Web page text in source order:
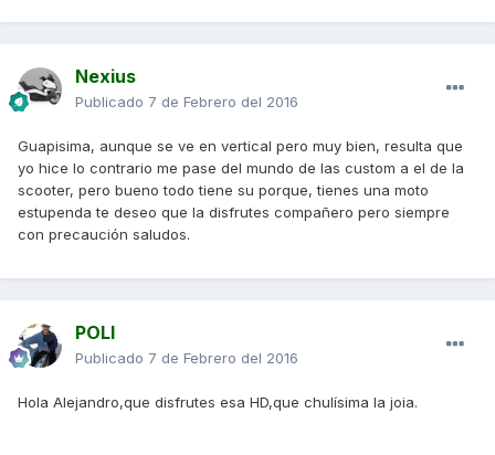
Nexius
Publicado 7 de Febrero del 2016
Guapisima, aunque se ve en vertical pero muy bien, resulta que
yo hice lo contrario me pase del mundo de las custom a el de la
scooter, pero bueno todo tiene su porque, tienes una moto
estupenda te deseo que la disfrutes compañero pero siempre
con precaución saludos.
POLI
Publicado 7 de Febrero del 2016
Hola Alejandro,que disfrutes esa HD,que chulísima la joia.